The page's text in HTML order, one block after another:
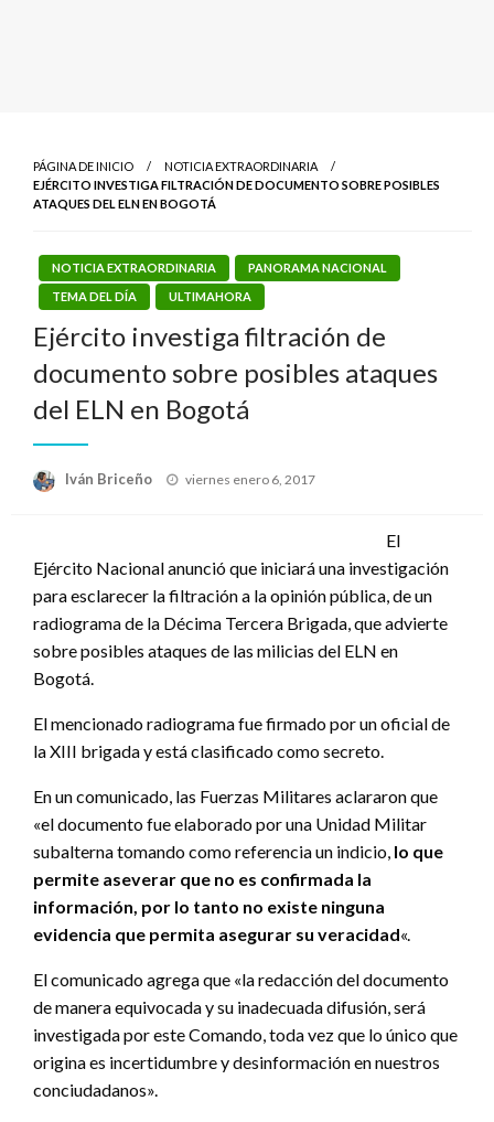
PÁGINA DE INICIO
NOTICIA EXTRAORDINARIA
EJÉRCITO INVESTIGA FILTRACIÓN DE DOCUMENTO SOBRE POSIBLES
ATAQUES DEL ELN EN BOGOTÁ
NOTICIA EXTRAORDINARIA
PANORAMA NACIONAL
TEMA DEL DÍA
ULTIMAHORA
Ejército investiga filtración de
documento sobre posibles ataques
del ELN en Bogotá
Iván Briceño
Publicado
viernes enero 6, 2017
El
Ejército Nacional anunció que iniciará una investigación
para esclarecer la filtración a la opinión pública, de un
radiograma de la Décima Tercera Brigada, que advierte
sobre posibles ataques de las milicias del ELN en
Bogotá.
El mencionado radiograma fue firmado por un oficial de
la XIII brigada y está clasificado como secreto.
En un comunicado, las Fuerzas Militares aclararon que
«el documento fue elaborado por una Unidad Militar
subalterna tomando como referencia un indicio, lo que
permite aseverar que no es confirmada la
información, por lo tanto no existe ninguna
evidencia que permita asegurar su veracidad«.
El comunicado agrega que «la redacción del documento
de manera equivocada y su inadecuada difusión, será
investigada por este Comando, toda vez que lo único que
origina es incertidumbre y desinformación en nuestros
conciudadanos».